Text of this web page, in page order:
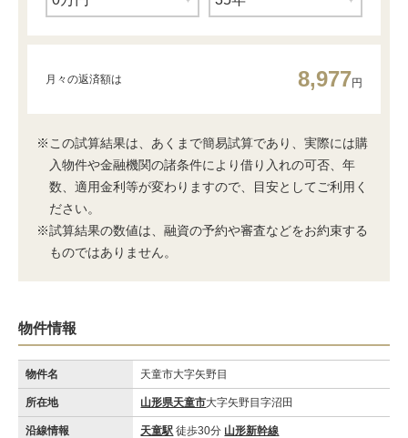
月々の返済額は 8,977円
※この試算結果は、あくまで簡易試算であり、実際には購
入物件や金融機関の諸条件により借り入れの可否、年
数、適用金利等が変わりますので、目安としてご利用く
ださい。
※試算結果の数値は、融資の予約や審査などをお約束する
ものではありません。
物件情報
物件名 天童市大字矢野目
所在地 山形県天童市大字矢野目字沼田
沿線情報 天童駅 徒歩30分 山形新幹線